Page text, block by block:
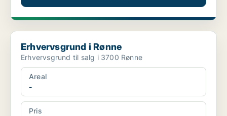
Erhvervsgrund i Rønne
Erhvervsgrund i Rønne
Erhvervsgrund til salg i 3700 Rønne
Areal
-
Pris